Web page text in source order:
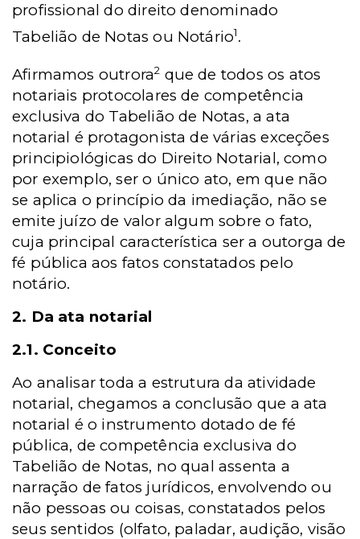
profissional do direito denominado
Tabelião de Notas ou Notário1.
Afirmamos outrora2 que de todos os atos
notariais protocolares de competência
exclusiva do Tabelião de Notas, a ata
notarial é protagonista de várias exceções
principiológicas do Direito Notarial, como
por exemplo, ser o único ato, em que não
se aplica o princípio da imediação, não se
emite juízo de valor algum sobre o fato,
cuja principal característica ser a outorga de
fé pública aos fatos constatados pelo
notário.
2. Da ata notarial
2.1. Conceito
Ao analisar toda a estrutura da atividade
notarial, chegamos a conclusão que a ata
notarial é o instrumento dotado de fé
pública, de competência exclusiva do
Tabelião de Notas, no qual assenta a
narração de fatos jurídicos, envolvendo ou
não pessoas ou coisas, constatados pelos
seus sentidos (olfato, paladar, audição, visão